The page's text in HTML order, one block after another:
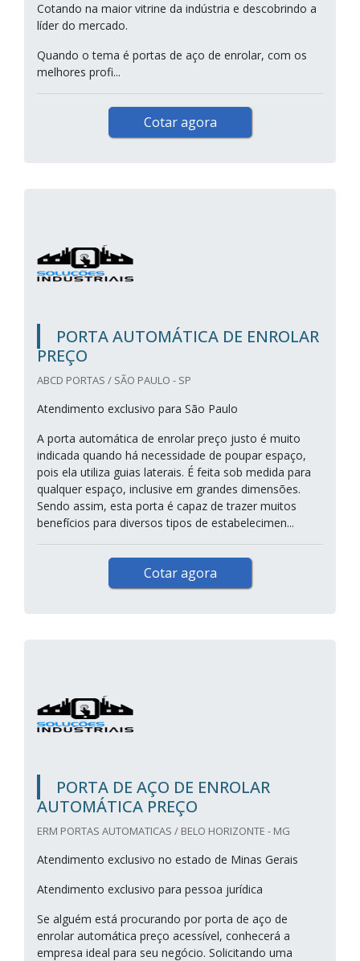
Cotando na maior vitrine da indústria e descobrindo a
líder do mercado.
Quando o tema é portas de aço de enrolar, com os
melhores profi...
Cotar agora
PORTA AUTOMÁTICA DE ENROLAR
PREÇO
ABCD PORTAS / SÃO PAULO - SP
Atendimento exclusivo para São Paulo
A porta automática de enrolar preço justo é muito
indicada quando há necessidade de poupar espaço,
pois ela utiliza guias laterais. É feita sob medida para
qualquer espaço, inclusive em grandes dimensões.
Sendo assim, esta porta é capaz de trazer muitos
benefícios para diversos tipos de estabelecimen...
Cotar agora
PORTA DE AÇO DE ENROLAR
AUTOMÁTICA PREÇO
ERM PORTAS AUTOMATICAS / BELO HORIZONTE - MG
Atendimento exclusivo no estado de Minas Gerais
Atendimento exclusivo para pessoa jurídica
Se alguém está procurando por porta de aço de
enrolar automática preço acessível, conhecerá a
empresa ideal para seu negócio. Solicitando uma